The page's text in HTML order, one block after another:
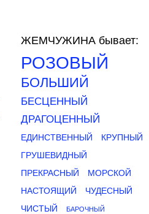
ЖЕМЧУЖИНА бывает:
РОЗОВЫЙ
БОЛЬШИЙ
БЕСЦЕННЫЙ
ДРАГОЦЕННЫЙ
ЕДИНСТВЕННЫЙ
КРУПНЫЙ
ГРУШЕВИДНЫЙ
ПРЕКРАСНЫЙ
МОРСКОЙ
НАСТОЯЩИЙ
ЧУДЕСНЫЙ
ЧИСТЫЙ
БАРОЧНЫЙ